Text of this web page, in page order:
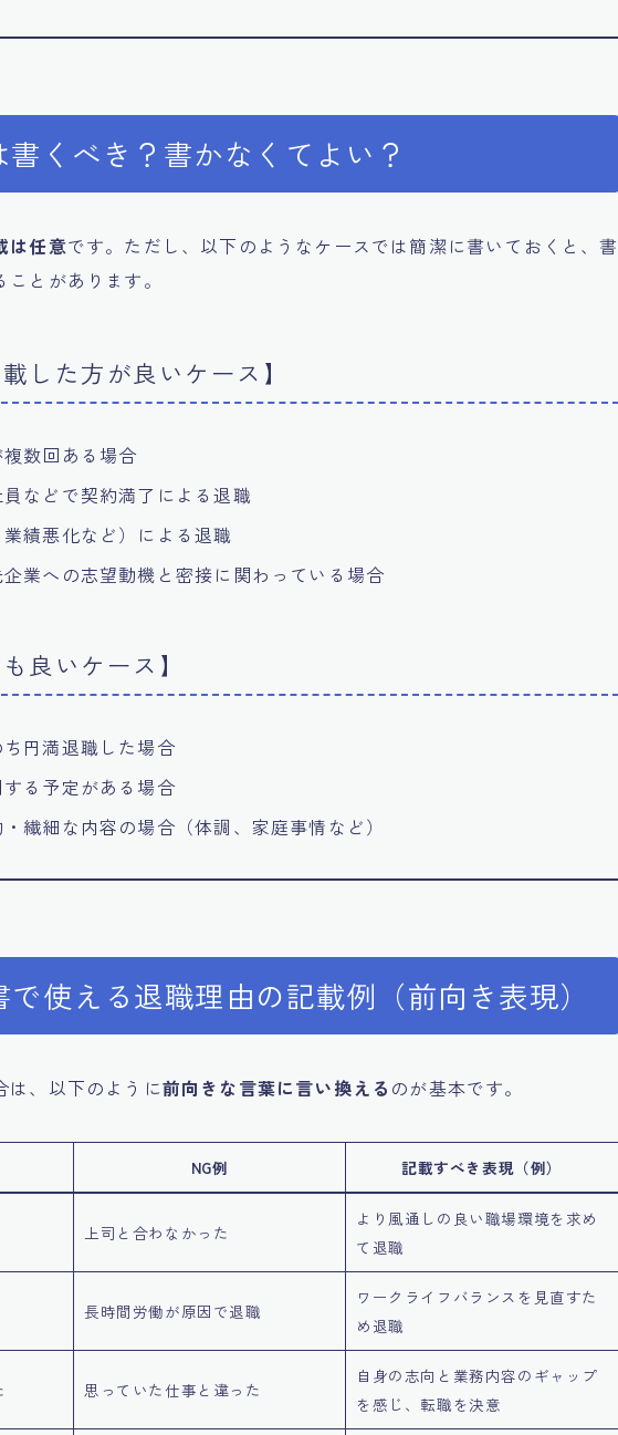
くべき？書かなくてよい？
は任意です。ただし、以下のようなケースでは簡潔に書いておくと、書
とがあります。
した方が良いケース】
数回ある場合
などで契約満了による退職
績悪化など）による退職
業への志望動機と密接に関わっている場合
良いケース】
円満退職した場合
る予定がある場合
繊細な内容の場合（体調、家庭事情など）
使える退職理由の記載例（前向き表現）
は、以下のように前向きな言葉に言い換える のが基本です。
NG例 記載すべき表現（例）
上司と合わなかった
より風通しの良い職場環境を求め
て退職
長時間労働が原因で退職
ワークライフバランスを見直すた
め退職
思っていた仕事と違った
自身の志向と業務内容のギャップ
を感じ、転職を決意